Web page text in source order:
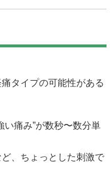
タイプの可能性がある
い痛み”が数秒〜数分単
、ちょっとした刺激で